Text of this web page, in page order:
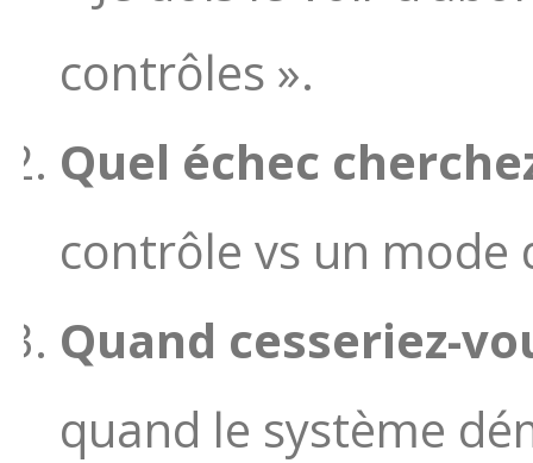
contrôles ».
Quel échec
contrôle vs un mode
Quand cesseriez-
quand le système